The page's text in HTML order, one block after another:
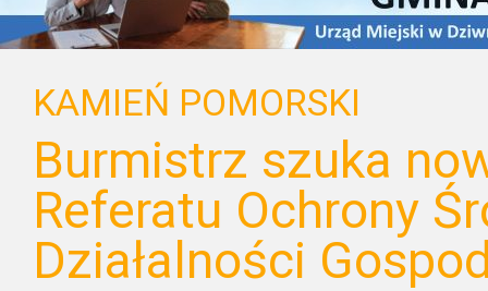
KAMIEŃ POMORSKI
Burmistrz szuka
Referatu Ochrony
Działalności